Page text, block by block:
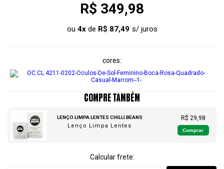
R$ 349,98
ou 4xde R$ 87,49
cores
COMPRE TAMBÉM
LENÇO LIMPA LENTES CHILLI BEANS
Lenço Limpa Lentes
R$ 29,98
Comprar
Calcular frete: